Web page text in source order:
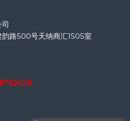
路500号天纳商汇1505室